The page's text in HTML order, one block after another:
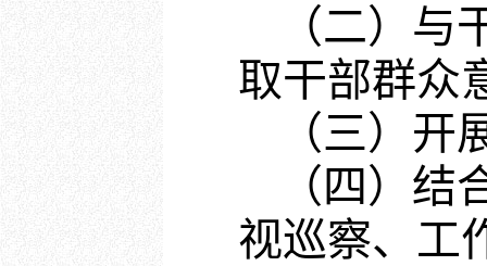
（二）
取干部群众
（三）
（四）
视巡察、工